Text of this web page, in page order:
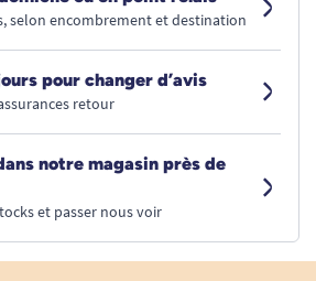
selon encombrement et destination
pour changer d’avis
retour
notre magasin près de
et passer nous voir